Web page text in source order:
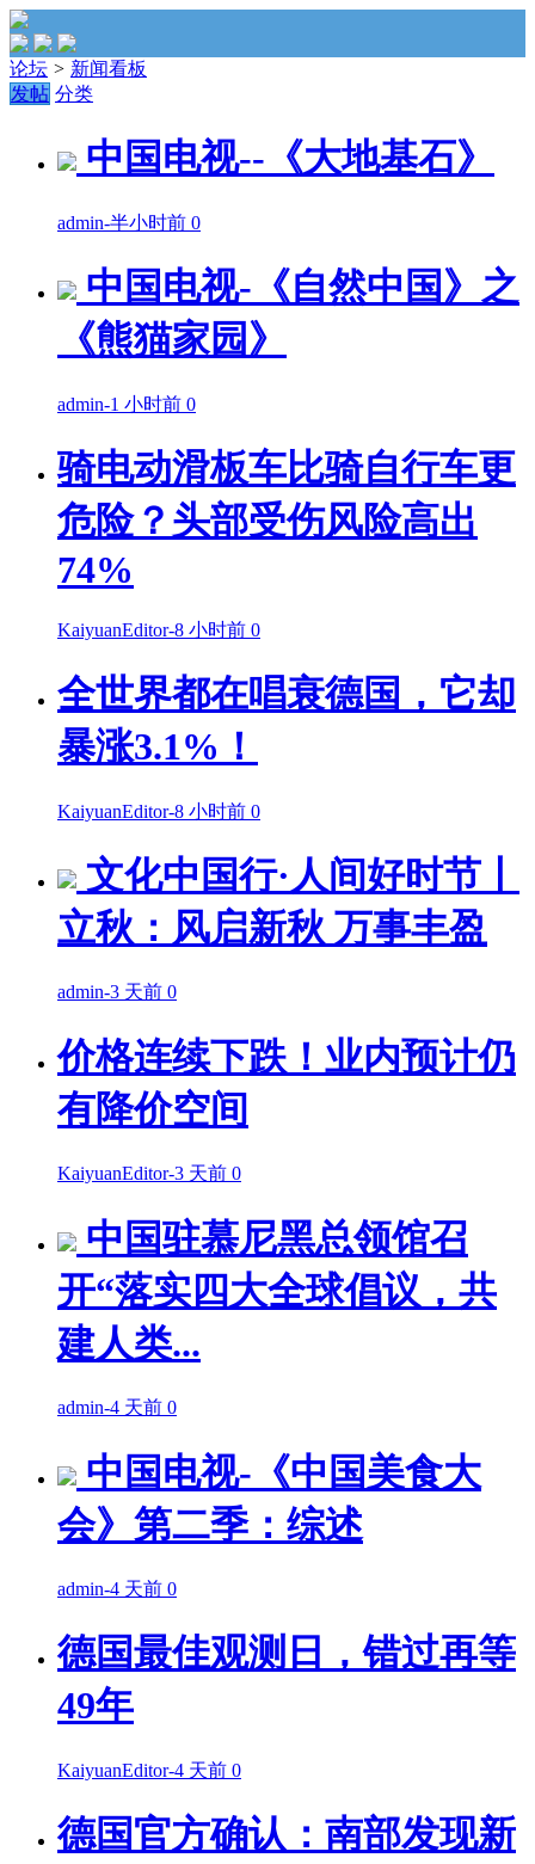
论坛 > 新闻看板
发帖 分类
中国电视--《大地基石》
admin-半小时前 0
中国电视-《自然中国》之
《熊猫家园》
admin-1 小时前 0
骑电动滑板车比骑自行车更
危险？头部受伤风险高出
74%
KaiyuanEditor-8 小时前 0
全世界都在唱衰德国，它却
暴涨3.1%！
KaiyuanEditor-8 小时前 0
文化中国行·人间好时节丨
立秋：风启新秋 万事丰盈
admin-3 天前 0
价格连续下跌！业内预计仍
有降价空间
KaiyuanEditor-3 天前 0
中国驻慕尼黑总领馆召
开“落实四大全球倡议，共
建人类...
admin-4 天前 0
中国电视-《中国美食大
会》第二季：综述
admin-4 天前 0
德国最佳观测日，错过再等
49年
KaiyuanEditor-4 天前 0
德国官方确认：南部发现新